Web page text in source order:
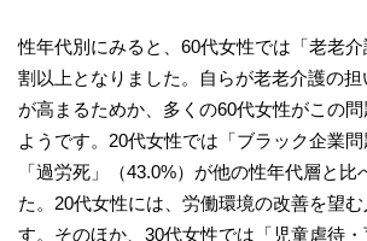
性年代別にみると、60代女性では「老老
割以上となりました。自らが老老介護の
が高まるためか、多くの60代女性がこの
ようです。20代女性では「ブラック企業
「過労死」（43.0%）が他の性年代層と比
た。20代女性には、労働環境の改善を望
す。そのほか、30代女性では「児童虐待・